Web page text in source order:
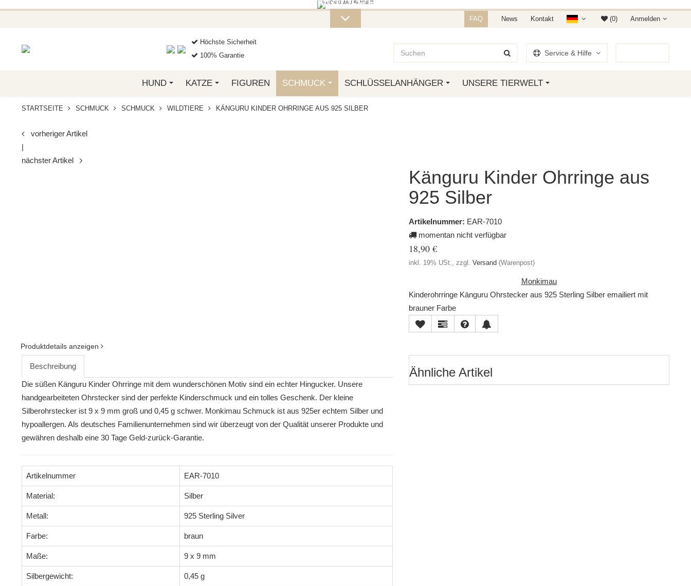
OTTO.
FAQ News Kontakt (0) Anmelden
Höchste Sicherheit
100% Garantie
Service & Hilfe
HUND KATZE FIGUREN SCHMUCK SCHLÜSSELANHÄNGER UNSERE TIERWELT
STARTSEITE SCHMUCK SCHMUCK WILDTIERE KÄNGURU KINDER OHRRINGE AUS 925 SILBER
vorheriger Artikel
nächster Artikel
Känguru Kinder Ohrringe aus
925 Silber
Artikelnummer: EAR-7010
momentan nicht verfügbar
18,90 €
inkl. 19% USt., zzgl. Versand (Warenpost)
Monkimau
Kinderohrringe Känguru Ohrstecker aus 925 Sterling Silber emailiert mit
brauner Farbe
Produktdetails anzeigen
Beschreibung
Die süßen Känguru Kinder Ohrringe mit dem wunderschönen Motiv sind ein echter Hingucker. Unsere
handgearbeiteten Ohrstecker sind der perfekte Kinderschmuck und ein tolles Geschenk. Der kleine
Silberohrstecker ist 9 x 9 mm groß und 0,45 g schwer. Monkimau Schmuck ist aus 925er echtem Silber und
hypoallergen. Als deutsches Familienunternehmen sind wir überzeugt von der Qualität unserer Produkte und
gewähren deshalb eine 30 Tage Geld-zurück-Garantie.
Artikelnummer EAR-7010
Material: Silber
Metall: 925 Sterling Silver
Farbe: braun
Maße: 9 x 9 mm
Silbergewicht: 0,45 g
Ähnliche Artikel